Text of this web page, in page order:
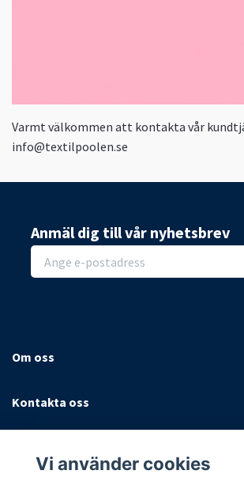
Varmt välkommen att kontakta vår
info@textilpoolen.se
Anmäl dig till vår nyhetsbrev
Om oss
Kontakta oss
Vi använder cookies